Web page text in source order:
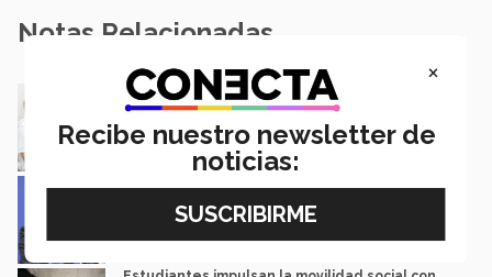
Notas Relacionadas
Alumno Tec crea oxigenador automático e
inicia proceso de patente
Aitana Vázquez Rios
Guillermo Solorio
×
Recibe nuestro newsletter de
noticias: